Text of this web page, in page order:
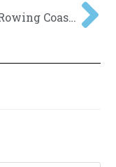
World Rowing Coastal Championships in Portugal